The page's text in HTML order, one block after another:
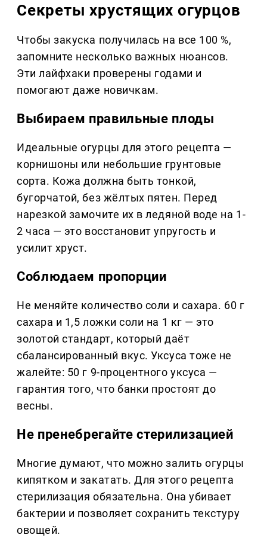
Секреты хрустящих огурцов
Чтобы закуска получилась на все 100 %,
запомните несколько важных нюансов.
Эти лайфхаки проверены годами и
помогают даже новичкам.
Выбираем правильные плоды
Идеальные огурцы для этого рецепта —
корнишоны или небольшие грунтовые
сорта. Кожа должна быть тонкой,
бугорчатой, без жёлтых пятен. Перед
нарезкой замочите их в ледяной воде на 1-
2 часа — это восстановит упругость и
усилит хруст.
Соблюдаем пропорции
Не меняйте количество соли и сахара. 60 г
сахара и 1,5 ложки соли на 1 кг — это
золотой стандарт, который даёт
сбалансированный вкус. Уксуса тоже не
жалейте: 50 г 9-процентного уксуса —
гарантия того, что банки простоят до
весны.
Не пренебрегайте стерилизацией
Многие думают, что можно залить огурцы
кипятком и закатать. Для этого рецепта
стерилизация обязательна. Она убивает
бактерии и позволяет сохранить текстуру
овощей.